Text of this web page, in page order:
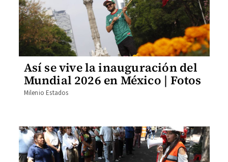
Así se vive la inauguración del
Mundial 2026 en México | Fotos
Milenio Estados